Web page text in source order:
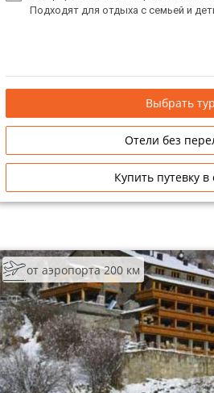
Подходят для отдыха с семьей и
Выбрать тур
Отели без
Купить путевку
от аэропорта 200 км